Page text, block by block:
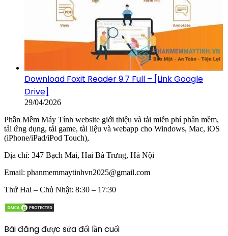
Download Foxit Reader 9.7 Full – [Link Google
Drive]
29/04/2026
Phần Mềm Máy Tính website giới thiệu và tải miễn phí phần mềm,
tải ứng dụng, tải game, tài liệu và webapp cho Windows, Mac, iOS
(iPhone/iPad/iPod Touch),
Địa chỉ: 347 Bạch Mai, Hai Bà Trưng, Hà Nội
Email: phanmemmaytinhvn2025@gmail.com
Thứ Hai – Chủ Nhật: 8:30 – 17:30
Bài đăng được sửa đổi lần cuối